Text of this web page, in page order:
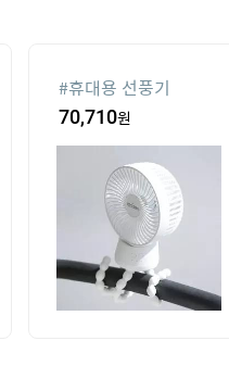
#휴대용 선풍기
70,710원